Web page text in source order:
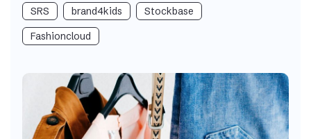
SRS brand4kids
Stockbase
Fashioncloud